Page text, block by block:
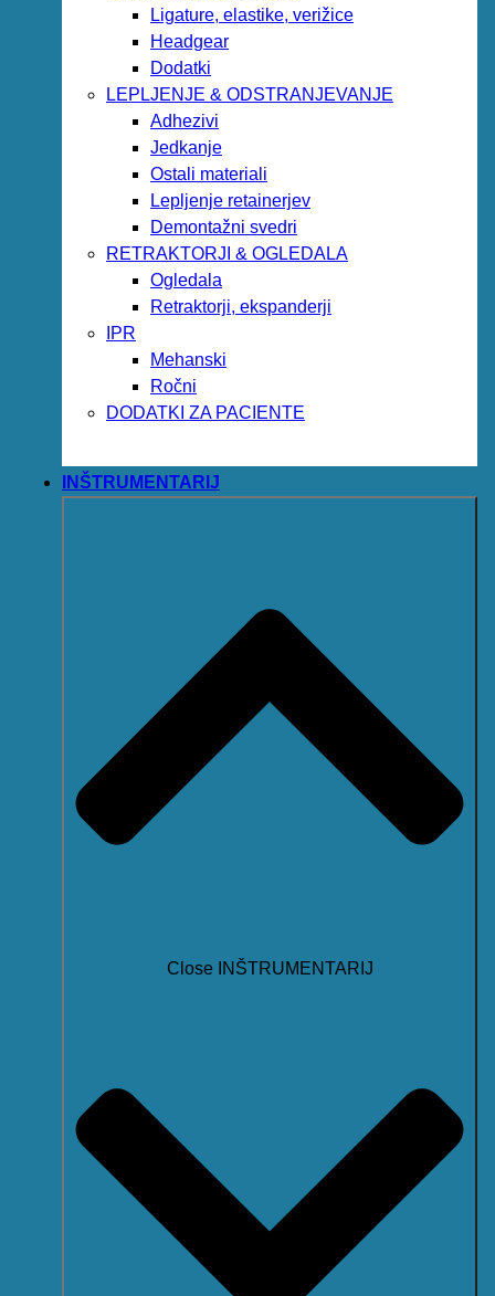
Ligature, elastike, verižice
Headgear
Dodatki
LEPLJENJE & ODSTRANJEVANJE
Adhezivi
Jedkanje
Ostali materiali
Lepljenje retainerjev
Demontažni svedri
RETRAKTORJI & OGLEDALA
Ogledala
Retraktorji, ekspanderji
IPR
Mehanski
Ročni
DODATKI ZA PACIENTE
INŠTRUMENTARIJ
Close INŠTRUMENTARIJ